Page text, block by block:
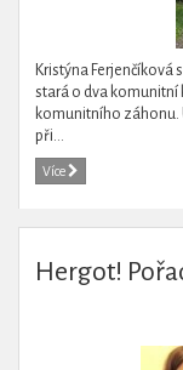
Kristýna
stará o dva komunitní
komunitního záhonu.
při...
Více
Hergot!